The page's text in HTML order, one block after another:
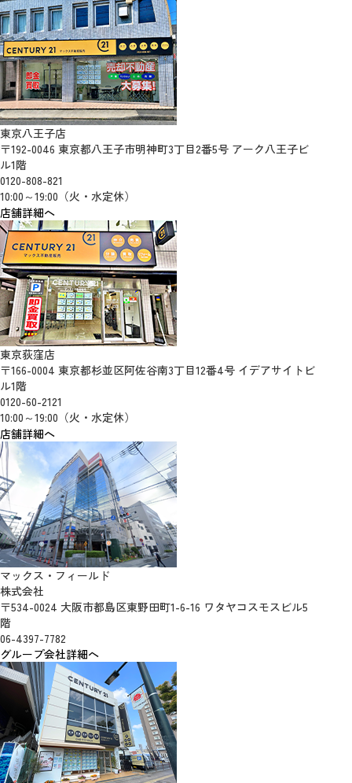
東京八王子店
〒192-0046 東京都八王子市明神町3丁目2番5号 アーク八王子ビ
ル1階
0120-808-821
10:00～19:00（火・水定休）
店舗詳細へ
東京荻窪店
〒166-0004 東京都杉並区阿佐谷南3丁目12番4号 イデアサイトビ
ル1階
0120-60-2121
10:00～19:00（火・水定休）
店舗詳細へ
マックス・フィールド
株式会社
〒534-0024 大阪市都島区東野田町1-6-16 ワタヤコスモスビル5
階
06-4397-7782
グループ会社詳細へ